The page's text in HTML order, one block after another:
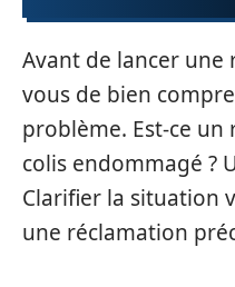
Avant de lancer une
vous de bien
problème. Est-ce un
colis endommagé ?
Clarifier la situation
une réclamation